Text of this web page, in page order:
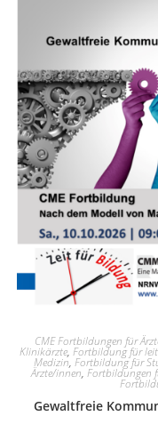
CME Fortbildungen für
Klinikärzte, Fortbildung für
Medizin, Fortbildung für
Ärzte/innen, Fortbildungen
Gewaltfreie